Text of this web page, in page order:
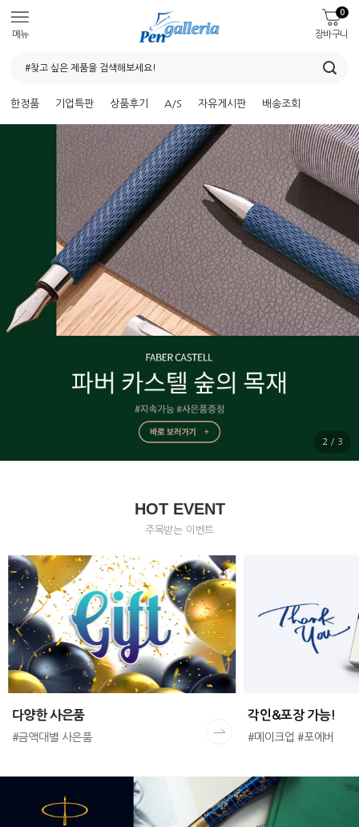
메뉴 장바구니
0
한정품 기업특판 상품후기 A/S 자유게시판 배송조회
2 / 3
HOT EVENT
주목받는 이벤트
다양한 사은품
#금액대별 사은품
각인&포장 가능!
#메이크업 #포에버